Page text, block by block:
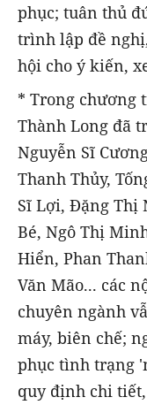
phục; tuân thủ
trình lập đề
hội cho ý kiến,
* Trong chương
Thành Long đã
Nguyễn Sĩ
Thanh Thủy,
Sĩ Lợi, Đặng Thị
Bé, Ngô Thị
Hiển, Phan
Văn Mão... các
chuyên ngành
máy, biên chế;
phục tình trạng
quy định chi